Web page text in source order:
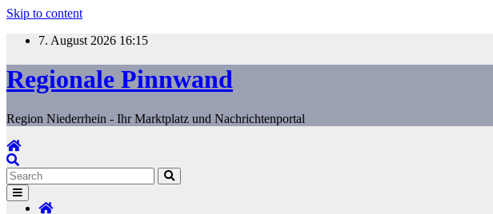
Skip to content
7. August 2026 16:15
Regionale Pinnwand
Region Niederrhein - Ihr Marktplatz und Nachrichtenportal